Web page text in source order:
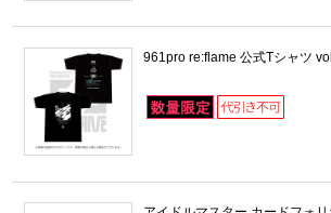
961pro re:flame 公式Tシャツ